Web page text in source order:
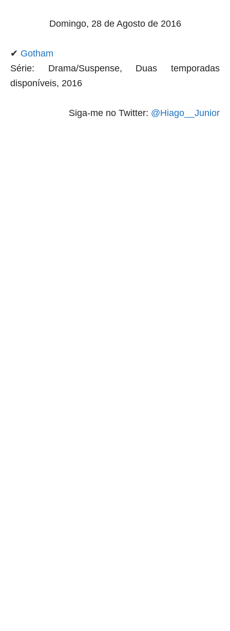
Domingo, 28 de Agosto de 2016
✔ Gotham
Série: Drama/Suspense, Duas temporadas
disponíveis, 2016
Siga-me no Twitter: @Hiago__Junior